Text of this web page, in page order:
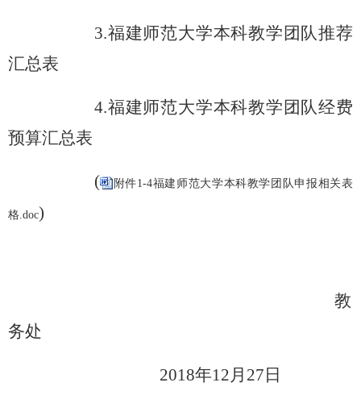
3.福建师范大学本科教学团队推荐
汇总表
4.福建师范大学本科教学团队经费
预算汇总表
( 附件1-4福建师范大学本科教学团队申报相关表
格.doc)
教
务处
2018年12月27日